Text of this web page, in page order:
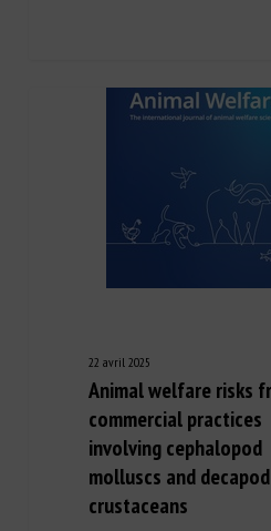
22 avril 2025
Animal welfare risks
commercial practices
involving cephalopod
molluscs and decapod
crustaceans